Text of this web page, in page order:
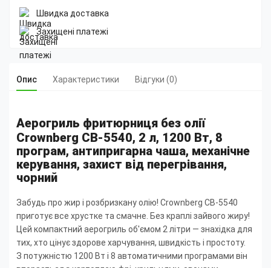
Швидка доставка
Захищені платежі
Опис Характеристики Відгуки (0)
Аерогриль фритюрниця без олії
Crownberg CB-5540, 2 л, 1200 Вт, 8
програм, антипригарна чаша, механічне
керування, захист від перегрівання,
чорний
Забудь про жир і розбризкану олію! Crownberg CB-5540
приготує все хрустке та смачне. Без краплі зайвого жиру!
Цей компактний аерогриль об'ємом 2 літри — знахідка для
тих, хто цінує здорове харчування, швидкість і простоту.
З потужністю 1200 Вт і 8 автоматичними програмами він